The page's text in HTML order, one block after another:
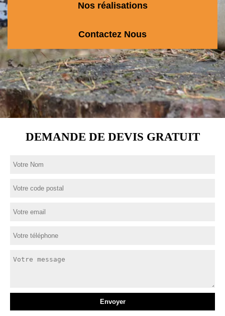
Nos réalisations
Contactez Nous
DEMANDE DE DEVIS GRATUIT